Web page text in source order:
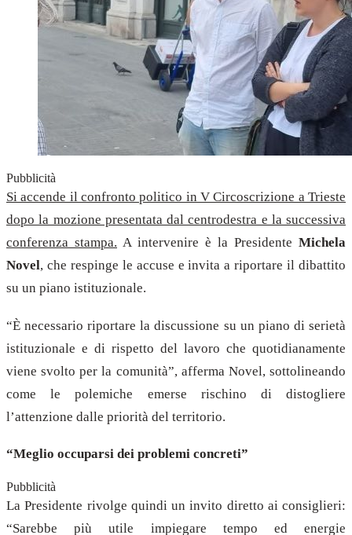
Pubblicità
Si accende il confronto politico in V Circoscrizione a Trieste
dopo la mozione presentata dal centrodestra e la successiva
conferenza stampa. A intervenire è la Presidente Michela
Novel, che respinge le accuse e invita a riportare il dibattito
su un piano istituzionale.
“È necessario riportare la discussione su un piano di serietà
istituzionale e di rispetto del lavoro che quotidianamente
viene svolto per la comunità”, afferma Novel, sottolineando
come le polemiche emerse rischino di distogliere
l’attenzione dalle priorità del territorio.
“Meglio occuparsi dei problemi concreti”
Pubblicità
La Presidente rivolge quindi un invito diretto ai consiglieri:
“Sarebbe più utile impiegare tempo ed energie